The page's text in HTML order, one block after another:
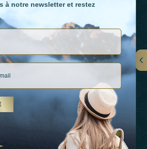
LIENS
À Propos De Nous
Types De Vacances
à notre newsletter et restez